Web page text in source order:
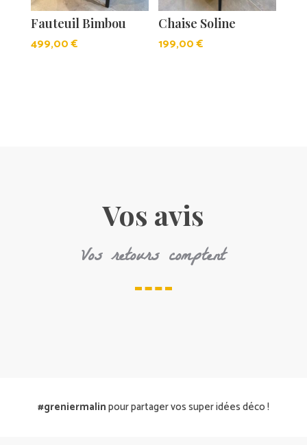
Fauteuil Bimbou
499,00€
Chaise Soline
199,00€
Vos avis
Vos retours comptent
#greniermalinpour partager vos super idées déco !